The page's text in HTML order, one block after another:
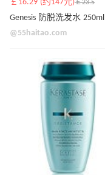
￡16.29 (约147元)￡23.5
Genesis 防脱洗发水 250ml
@55haitao.com